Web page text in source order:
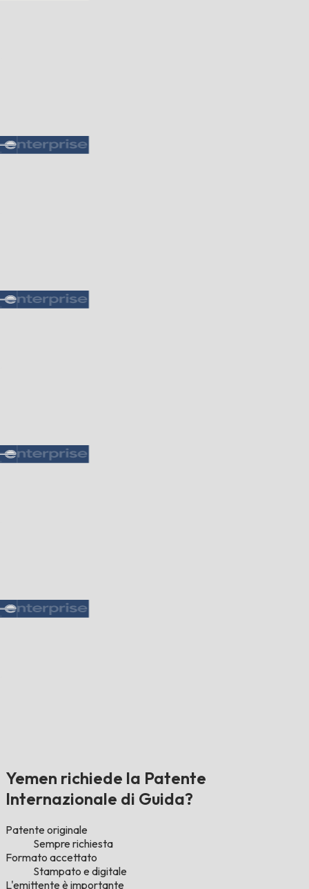
Yemen richiede la Patente
Internazionale di Guida?
Patente originale
Sempre richiesta
Formato accettato
Stampato e digitale
L'emittente è importante